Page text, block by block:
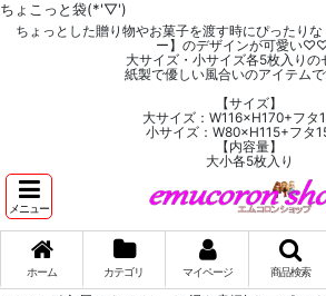
ちょこっと袋(*'▽')
ちょっとした贈り物やお菓子を渡す時にぴったり
ー】のデザインが可愛い
大サイズ・小サイズ各5枚入りの
紙製で優しい風合いのアイテム
【サイズ】
大サイズ：W116×H170+フタ
小サイズ：W80×H115+フタ
【内容量】
大小各5枚入り
メニュー
ホーム カテゴリ マイページ 商品検索